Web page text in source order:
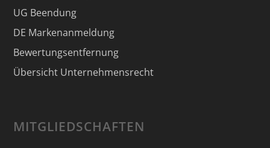
UG Beendung
DE Markenanmeldung
Bewertungsentfernung
Übersicht Unternehmensrecht
MITGLIEDSCHAFTEN